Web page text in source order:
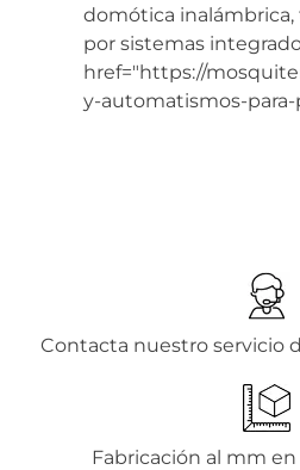
domótica
por sistemas
href="https://
y-automatismos-para-
Contacta nuestro servicio
Fabricación al mm